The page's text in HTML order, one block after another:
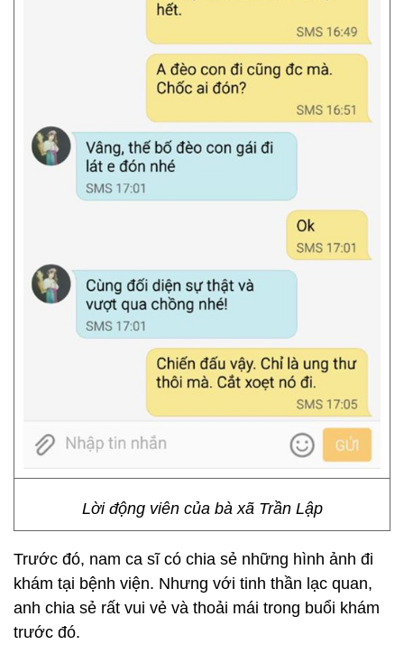
Lời động viên của bà xã Trần Lập
Trước đó, nam ca sĩ có chia sẻ những hình ảnh đi
khám tại bệnh viện. Nhưng với tinh thần lạc quan,
anh chia sẻ rất vui vẻ và thoải mái trong buổi khám
trước đó.